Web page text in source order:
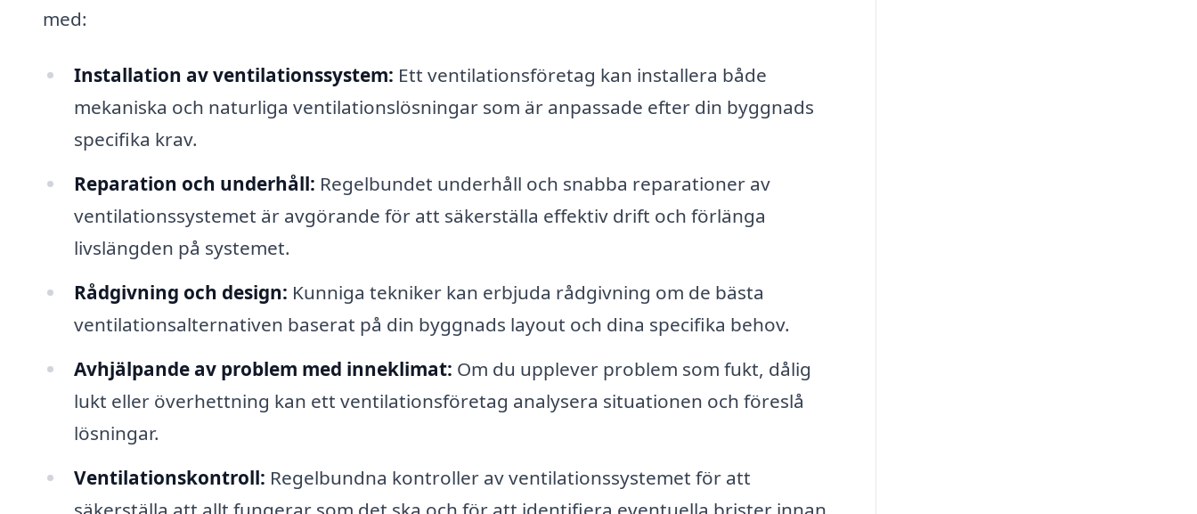
med:
Installation av ventilationssystem: Ett ventilationsföretag kan installera både
mekaniska och naturliga ventilationslösningar som är anpassade efter din byggnads
specifika krav.
Reparation och underhåll: Regelbundet underhåll och snabba reparationer av
ventilationssystemet är avgörande för att säkerställa effektiv drift och förlänga
livslängden på systemet.
Rådgivning och design: Kunniga tekniker kan erbjuda rådgivning om de bästa
ventilationsalternativen baserat på din byggnads layout och dina specifika behov.
Avhjälpande av problem med inneklimat: Om du upplever problem som fukt, dålig
lukt eller överhettning kan ett ventilationsföretag analysera situationen och föreslå
lösningar.
Ventilationskontroll: Regelbundna kontroller av ventilationssystemet för att